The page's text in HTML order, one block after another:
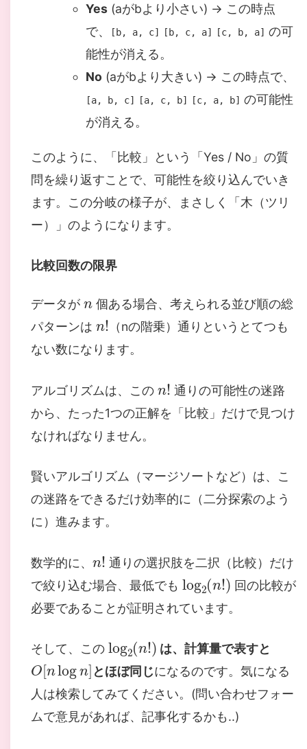
Yes (aがbより小さい) → この時点
で、
[b, a, c] [b, c, a] [c, b, a] の可
能性が消える。
No (aがbより大きい) → この時点で、
[a, b, c] [a, c, b] [c, a, b] の可能性
が消える。
このように、「比較」という「Yes / No」の質
問を繰り返すことで、可能性を絞り込んでいき
ます。この分岐の様子が、まさしく「木（ツリ
ー）」のようになります。
比較回数の限界
データが
個ある場合、考えられる並び順の総
パターンは
n!
（nの階乗）通りというとてつも
ない数になります。
アルゴリズムは、この
通りの可能性の迷路
から、たった1つの正解を「比較」だけで見つけ
なければなりません。
賢いアルゴリズム（マージソートなど）は、こ
の迷路をできるだけ効率的に（二分探索のよう
に）進みます。
数学的に、
通りの選択肢を二択（比較）だけ
で絞り込む場合、最低でも
log2(n!)
回の比較が
必要であることが証明されています。
そして、この
2 (
は、計算量で表すと
O[nlogn]
とほぼ同じになるのです。気になる
人は検索してみてください。(問い合わせフォー
ムで意見があれば、記事化するかも..)